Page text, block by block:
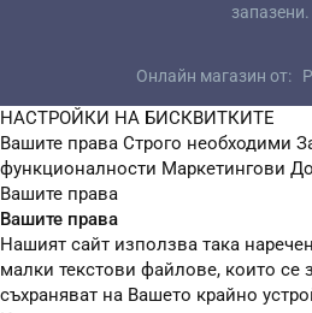
запазени.
Онлайн магазин от:
НАСТРОЙКИ НА БИСКВИТКИТЕ
Вашите права Строго необходими
функционалности Маркетингови
Вашите права
Вашите права
Нашият сайт използва така
малки текстови файлове, които се
съхраняват на Вашето крайно